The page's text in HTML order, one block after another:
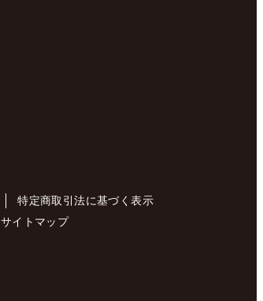
特定商取引法に基づく表示
サイトマップ